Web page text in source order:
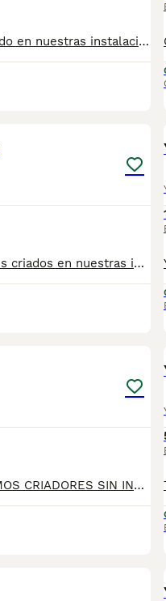
Disponible precioso cachorro nacional criado en nuestras instalaciones, en un ambiente familiar y responsable. Nuestros cachorros se entregan con cartilla de primera vacunación, vacunas correspondientes a su edad, desparasitados interna y externamente, y con microchip implantado y dado de alta. Además, realizamos un contrato de garantía que incluye: • Garantía vírica de 15 días. • Garantía congénita de 1 año. Desde la fecha de entrega del cachorro. Nos comprometemos al 100% con la salud, el bienestar y el cuidado de nuestros pequeños. Disponemos de Núcleo Zoológico Para más información, imágenes o cualquier consulta sin compromiso, pueden contactar con nosotros en los teléfonos: CRISTINA 📞 722 788 399 📞 932 514 529
Disponibles preciosos cachorros nacionales criados en nuestras instalaciones, en un ambiente familiar y responsable. Nuestros cachorros se entregan con cartilla de primera vacunación, vacunas correspondientes a su edad, desparasitados interna y externamente, y con microchip implantado y dado de alta. Además, realizamos un contrato de garantía que incluye: • Garantía vírica de 15 días. • Garantía congénita de 1 año. Desde la fecha de entrega del cachorro. Nos comprometemos al 100% con la salud, el bienestar y el cuidado de nuestros pequeños. Disponemos de Núcleo Zoológico Para más información, imágenes o cualquier consulta sin compromiso, pueden contactar con nosotros en los teléfonos: CRISTINA 📞 722 788 399 📞 932 514 529
TELÉFONO O WHATSAPP 722 490 760 SOMOS CRIADORES SIN INTERMEDIARIOS! MÁS DE 20 AÑOS EN EL SECTOR, VALORANDO TANTO LA CRIA RESPONSABLE COMO TAMBIÉN LA SELECCIÓN PARA MEJORAR LA RAZA DURANTE ESTOS AÑOS. NUESTROS CACHORROS SE ENTREGAN PREVIAMENTE REVISADOS POR NUESTRO VETERINARIO Y BAJO LOS MAS ESTRICTOS CONTROLES DE SALUD, HACEMOS HINCAPIÉ EN SU SOCIABILIZACIÓN PARA SU CORRECTO DESARROLLO NEUROLOGICO! Y OS ASESORAMOS ANTES DURANTE Y DESPUES DE LA ENTREGA PARA QUE TODO SEA LO MAS AFABLE Y FACIL POSIBLE DURANTE LA ADAPTACION! NUESTROS BEBES SE ENTREGAN A PARTIR DE LOS DOS MESES CON SUS VACUNAS AL DIA, DESPARASITADOS Y CON GARANTIAS DE SALUD, MICROCHIP Y CARTILLA DE VACUNACION! SI BUSCAS UN COMPAÑERO SANO Y EQUILIBRADO ESTE ES EL LUGAR, TE ASESORAREMOS ENTODO EL PROCESO NO DUDES EN CONSULTAR POR NUESTROS CACHORROS AL 722 490 760